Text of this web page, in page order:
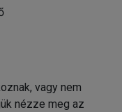
vagy nem
nézze meg az